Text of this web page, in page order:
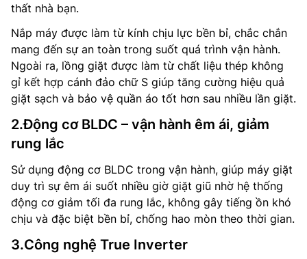
thất nhà bạn.
Nắp máy được làm từ kính chịu lực bền bỉ, chắc chắn
mang đến sự an toàn trong suốt quá trình vận hành.
Ngoài ra, lồng giặt được làm từ chất liệu thép không
gỉ kết hợp cánh đảo chữ S giúp tăng cường hiệu quả
giặt sạch và bảo vệ quần áo tốt hơn sau nhiều lần giặt.
2.Động cơ BLDC – vận hành êm ái, giảm
rung lắc
Sử dụng động cơ BLDC trong vận hành, giúp máy giặt
duy trì sự êm ái suốt nhiều giờ giặt giũ nhờ hệ thống
động cơ giảm tối đa rung lắc, không gây tiếng ồn khó
chịu và đặc biệt bền bỉ, chống hao mòn theo thời gian.
3.Công nghệ True Inverter